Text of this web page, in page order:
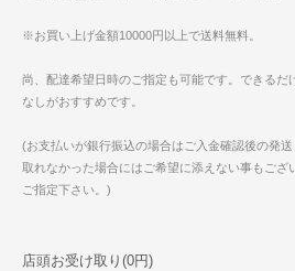
※お買い上げ金額10000円以上で送料無料。
尚、配達希望日時のご指定も可能です。できるだ
なしがおすすめです。
(お支払いが銀行振込の場合はご入金確認後の発
取れなかった場合にはご希望に添えない事もござ
ご指定下さい。)
店頭お受け取り(0円)